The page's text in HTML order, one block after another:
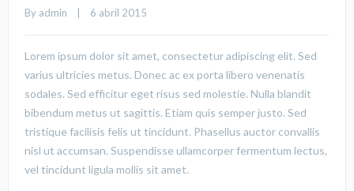
By admin
    |    6 abril 2015
Lorem ipsum dolor sit amet, consectetur adipiscing elit. Sed
varius ultricies metus. Donec ac ex porta libero venenatis
sodales. Sed efficitur eget risus sed molestie. Nulla blandit
bibendum metus ut sagittis. Etiam quis semper justo. Sed
tristique facilisis felis ut tincidunt. Phasellus auctor convallis
nisl ut accumsan. Suspendisse ullamcorper fermentum lectus,
vel tincidunt ligula mollis sit amet.